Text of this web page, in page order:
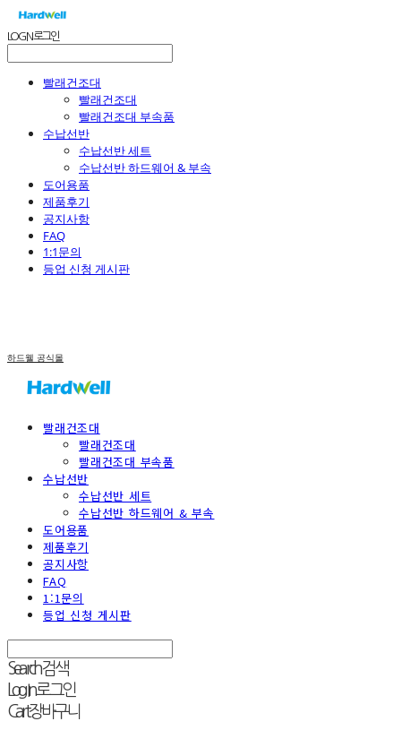
LOG IN로그인
빨래건조대
빨래건조대
빨래건조대 부속품
수납선반
수납선반 세트
수납선반 하드웨어 & 부속
도어용품
제품후기
공지사항
FAQ
1:1문의
등업 신청 게시판
하드웰 공식몰
빨래건조대
빨래건조대
빨래건조대 부속품
수납선반
수납선반 세트
수납선반 하드웨어 & 부속
도어용품
제품후기
공지사항
FAQ
1:1문의
등업 신청 게시판
Search검색
Log In로그인
Cart장바구니